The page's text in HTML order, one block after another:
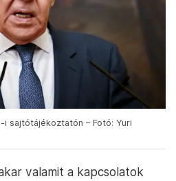
sajtótájékoztatón – Fotó: Yuri
valamit a kapcsolatok